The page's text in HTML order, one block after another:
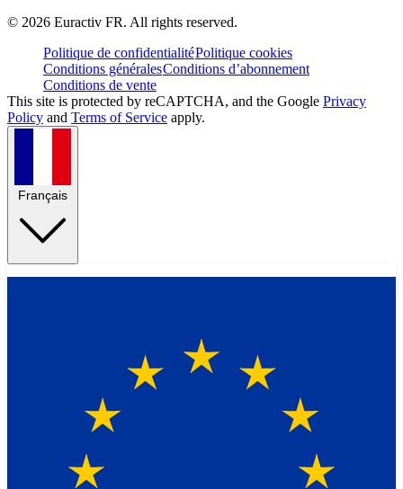
© 2026 Euractiv FR. All rights reserved.
Politique de confidentialitéPolitique cookies
Conditions généralesConditions d’abonnement
Conditions de vente
This site is protected by reCAPTCHA, and the Google Privacy
Policy and Terms of Service apply.
Français